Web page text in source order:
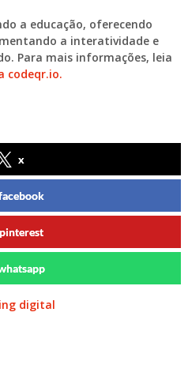
a educação, oferecendo
a interatividade e
Para mais informações, leia
codeqr.io.
x
pinterest
digital